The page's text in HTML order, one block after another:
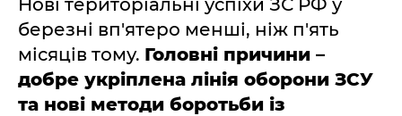
Нові територіальні успіхи ЗС РФ у
березні вп'ятеро менші, ніж п'ять
місяців тому. Головні причини –
добре укріплена лінія оборони ЗСУ
та нові методи боротьби із